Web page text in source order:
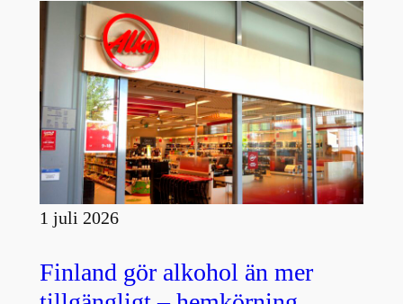
1 juli 2026
Finland gör alkohol än mer